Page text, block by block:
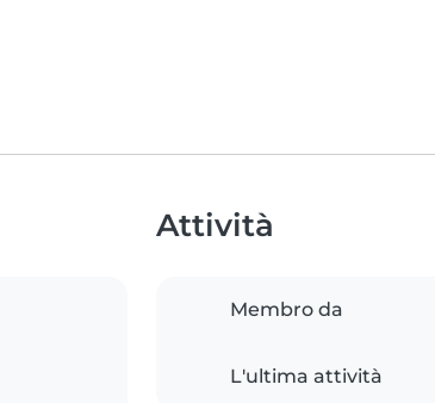
Attività
Membro da
L'ultima attività